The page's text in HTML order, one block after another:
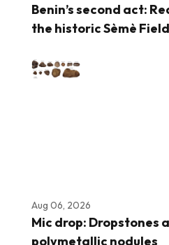
Benin’s second act:
the historic Sèmè Field
Aug 06, 2026
Mic drop: Dropstones
polymetallic nodules